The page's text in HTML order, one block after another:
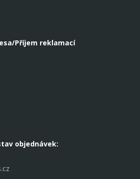
Příjem reklamací
objednávek: